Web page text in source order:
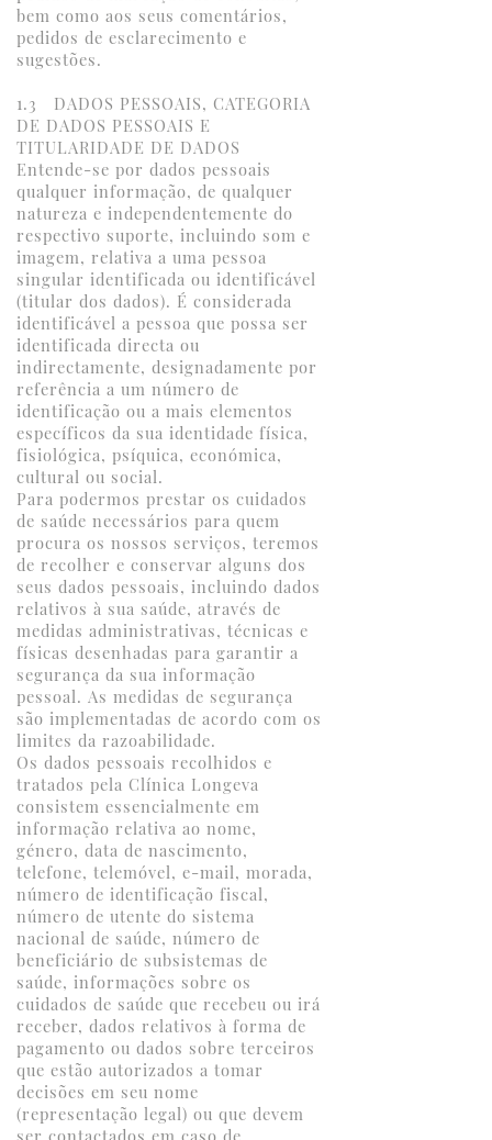
bem como aos seus comentários,
pedidos de esclarecimento e
sugestões.
1.3 DADOS PESSOAIS, CATEGORIA
DE DADOS PESSOAIS E
TITULARIDADE DE DADOS
Entende-se por dados pessoais
qualquer informação, de qualquer
natureza e independentemente do
respectivo suporte, incluindo som e
imagem, relativa a uma pessoa
singular identificada ou identificável
(titular dos dados). É considerada
identificável a pessoa que possa ser
identificada directa ou
indirectamente, designadamente por
referência a um número de
identificação ou a mais elementos
específicos da sua identidade física,
fisiológica, psíquica, económica,
cultural ou social.
Para podermos prestar os cuidados
de saúde necessários para quem
procura os nossos serviços, teremos
de recolher e conservar alguns dos
seus dados pessoais, incluindo dados
relativos à sua saúde, através de
medidas administrativas, técnicas e
físicas desenhadas para garantir a
segurança da sua informação
pessoal. As medidas de segurança
são implementadas de acordo com os
limites da razoabilidade.
Os dados pessoais recolhidos e
tratados pela Clínica Longeva
consistem essencialmente em
informação relativa ao nome,
género, data de nascimento,
telefone, telemóvel, e-mail, morada,
número de identificação fiscal,
número de utente do sistema
nacional de saúde, número de
beneficiário de subsistemas de
saúde, informações sobre os
cuidados de saúde que recebeu ou irá
receber, dados relativos à forma de
pagamento ou dados sobre terceiros
que estão autorizados a tomar
decisões em seu nome
(representação legal) ou que devem
ser contactados em caso de